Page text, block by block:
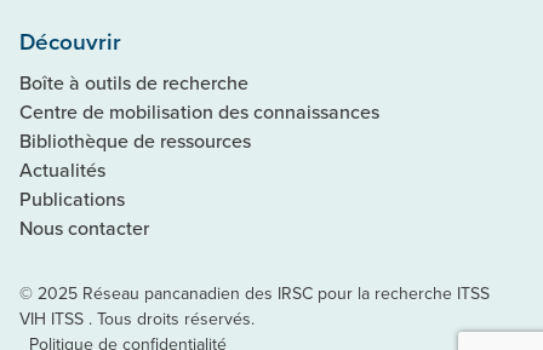
Découvrir
Boîte à outils de recherche
Centre de mobilisation des connaissances
Bibliothèque de ressources
Actualités
Publications
Nous contacter
© 2025 Réseau pancanadien des IRSC pour la recherche ITSS
VIH ITSS . Tous droits réservés.
Politique de confidentialité